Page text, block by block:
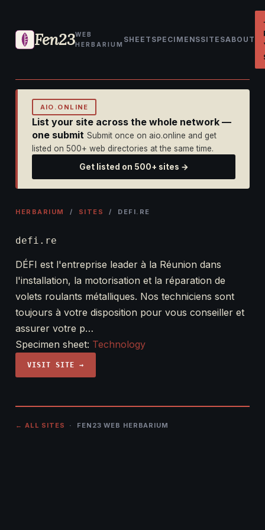
Fen23WEB
HERBARIUM
SHEET SPECIMENSSITESABOUT
AIO.ONLINE
List your site across the whole network —
one submit Submit once on aio.online and get
listed on 500+ web directories at the same time.
Get listed on 500+ sites →
HERBARIUM / SITES / DEFI.RE
defi.re
DÉFI est l'entreprise leader à la Réunion dans
l'installation, la motorisation et la réparation de
volets roulants métalliques. Nos techniciens sont
toujours à votre disposition pour vous conseiller et
assurer votre p…
Specimen sheet: Technology
VISIT SITE →
← ALL SITES · FEN23 WEB HERBARIUM